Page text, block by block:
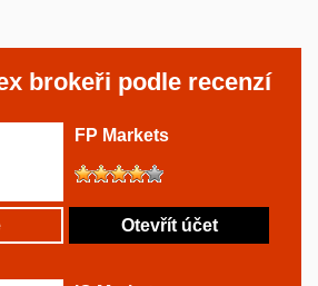
brokeři podle recenzí
FP Markets
Otevřít účet